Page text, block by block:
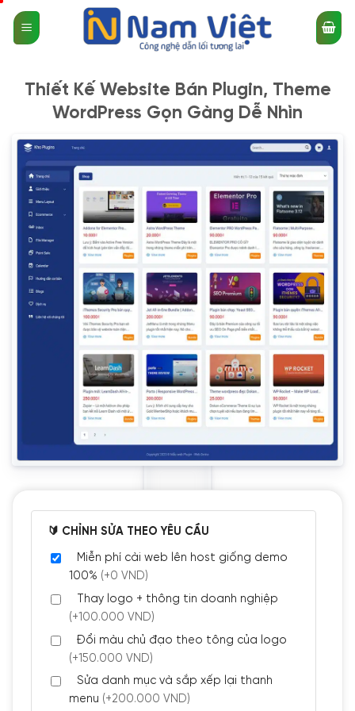
qua
nội
Thiết Kế Website Bán Plugin, Theme
WordPress Gọn Gàng Dễ Nhìn
🔰 CHỈNH SỬA THEO YÊU CẦU
Miễn phí cài web lên host giống demo
100% (+0 VND)
Thay logo + thông tin doanh nghiệp
(+100.000 VND)
Đổi màu chủ đạo theo tông của logo
(+150.000 VND)
Sửa danh mục và sắp xếp lại thanh
menu (+200.000 VND)